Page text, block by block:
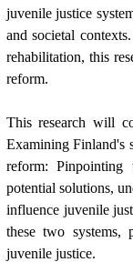
juvenile justice
and societal
rehabilitation, this
reform.
This research will
Examining Finland's
reform: Pinpointing
potential solutions,
influence juvenile
these two systems,
juvenile justice.